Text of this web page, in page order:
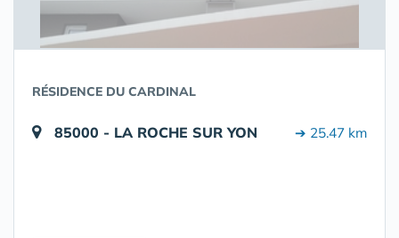
RÉSIDENCE DU CARDINAL
85000 - LA ROCHE SUR YON ➔ 25.47 km